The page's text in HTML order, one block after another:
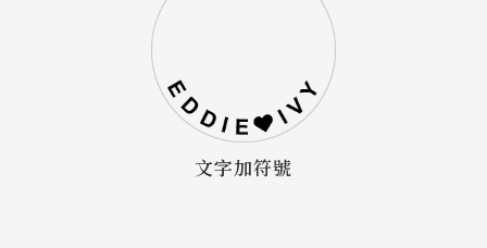
文字加符號